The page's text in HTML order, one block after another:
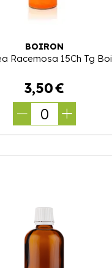
BOIRON
Racemosa 15Ch Tg Boi
3,50€
0